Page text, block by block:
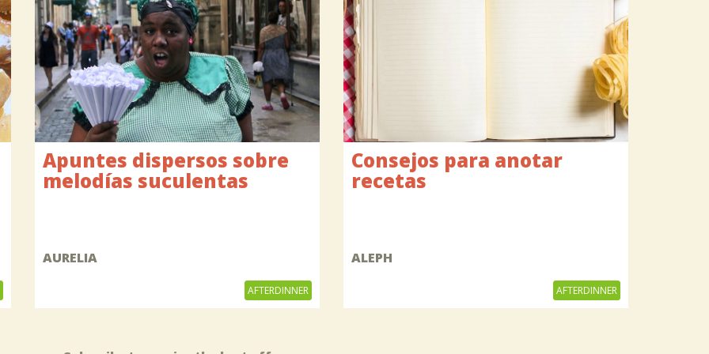
Apuntes dispersos sobre
melodías suculentas
AURELIA
AFTERDINNER
Consejos para anotar
recetas
ALEPH
AFTERDINNER